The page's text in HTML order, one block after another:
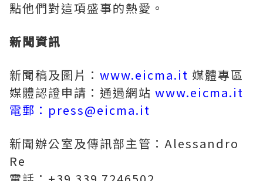
點他們對這項盛事的熱愛。
新聞資訊
新聞稿及圖片： www.eicma.it 媒體專區
媒體認證申請：通過網站 www.eicma.it
電郵：press@eicma.it
新聞辦公室及傳訊部主管：Alessandro
Re